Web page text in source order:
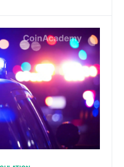
crypto Hodlnaut fait